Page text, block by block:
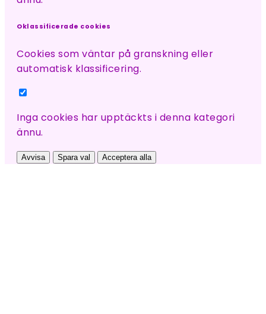
Oklassificerade cookies
Cookies som väntar på granskning eller
automatisk klassificering.
Inga cookies har upptäckts i denna kategori
ännu.
Avvisa Spara val Acceptera alla